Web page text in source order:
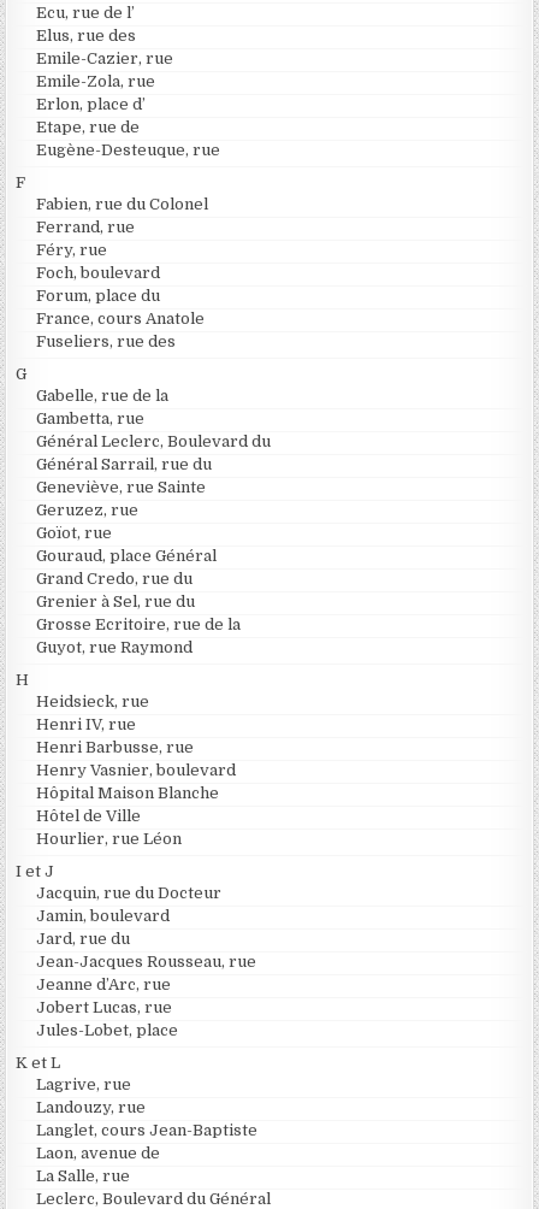
Ecu, rue de l’
Elus, rue des
Emile-Cazier, rue
Emile-Zola, rue
Erlon, place d’
Etape, rue de
Eugène-Desteuque, rue
F
Fabien, rue du Colonel
Ferrand, rue
Féry, rue
Foch, boulevard
Forum, place du
France, cours Anatole
Fuseliers, rue des
G
Gabelle, rue de la
Gambetta, rue
Général Leclerc, Boulevard du
Général Sarrail, rue du
Geneviève, rue Sainte
Geruzez, rue
Goïot, rue
Gouraud, place Général
Grand Credo, rue du
Grenier à Sel, rue du
Grosse Ecritoire, rue de la
Guyot, rue Raymond
H
Heidsieck, rue
Henri IV, rue
Henri Barbusse, rue
Henry Vasnier, boulevard
Hôpital Maison Blanche
Hôtel de Ville
Hourlier, rue Léon
I et J
Jacquin, rue du Docteur
Jamin, boulevard
Jard, rue du
Jean-Jacques Rousseau, rue
Jeanne d’Arc, rue
Jobert Lucas, rue
Jules-Lobet, place
K et L
Lagrive, rue
Landouzy, rue
Langlet, cours Jean-Baptiste
Laon, avenue de
La Salle, rue
Leclerc, Boulevard du Général